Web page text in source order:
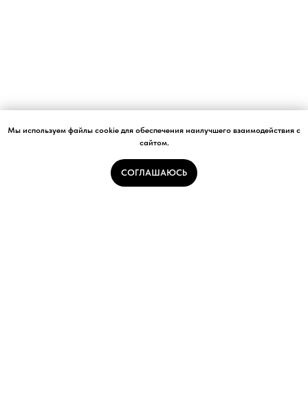
Мы используем файлы cookie для обеспечения наилучшего взаимодействия с
сайтом.
СОГЛАШАЮСЬ